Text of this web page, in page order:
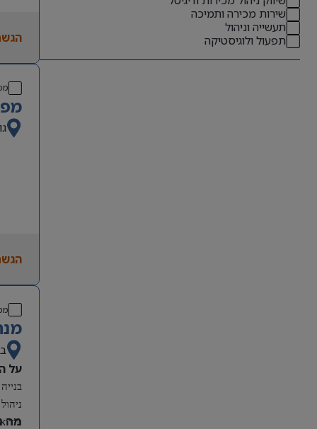
שירות מכירה ותמיכה
תעשייה וניהול
תפעול ולוגיסטיקה
על
מה